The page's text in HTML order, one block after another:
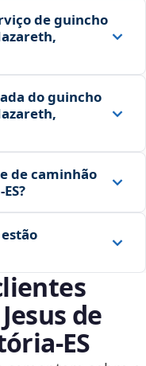
de guincho
do guincho
de caminhão
de